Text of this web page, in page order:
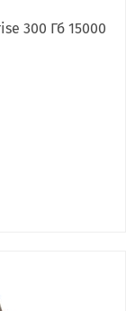
300 Гб 15000